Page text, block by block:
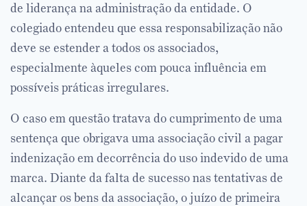
de liderança na administração da entidade. O
colegiado entendeu que essa responsabilização não
deve se estender a todos os associados,
especialmente àqueles com pouca influência em
possíveis práticas irregulares.
O caso em questão tratava do cumprimento de uma
sentença que obrigava uma associação civil a pagar
indenização em decorrência do uso indevido de uma
marca. Diante da falta de sucesso nas tentativas de
alcançar os bens da associação, o juízo de primeira